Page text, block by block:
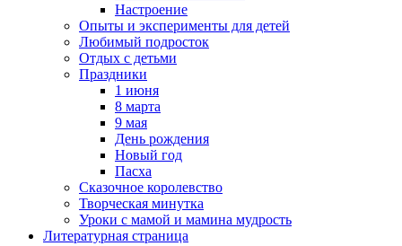
Настроение
Опыты и эксперименты для детей
Любимый подросток
Отдых с детьми
Праздники
1 июня
8 марта
9 мая
День рождения
Новый год
Пасха
Сказочное королевство
Творческая минутка
Уроки с мамой и мамина мудрость
Литературная страница